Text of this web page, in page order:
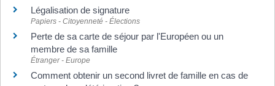
Légalisation de signature
Papiers - Citoyenneté - Élections
Perte de sa carte de séjour par l'Européen ou un
membre de sa famille
Étranger - Europe
Comment obtenir un second livret de famille en cas de